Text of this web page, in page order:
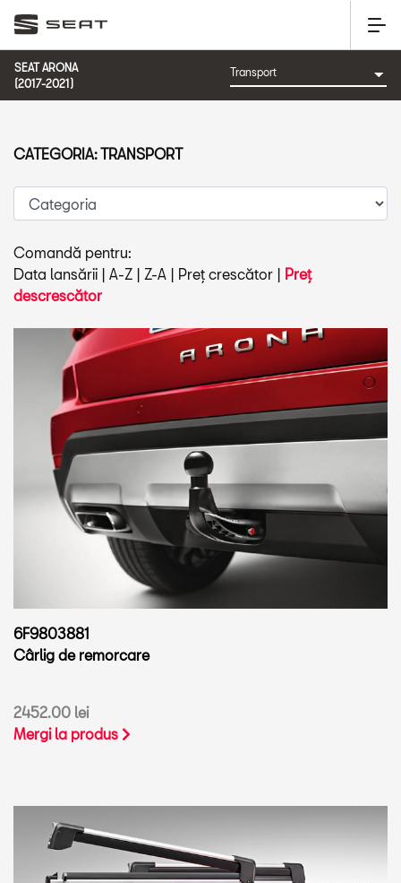
SEAT ARONA
(2017-2021)
Comandă pentru:
Data lansării | A-Z | Z-A | Preț crescător | Preț
descrescător
6F9803881
Cârlig de remorcare
2452.00 lei
Mergi la produs
CATEGORIA: TRANSPORT